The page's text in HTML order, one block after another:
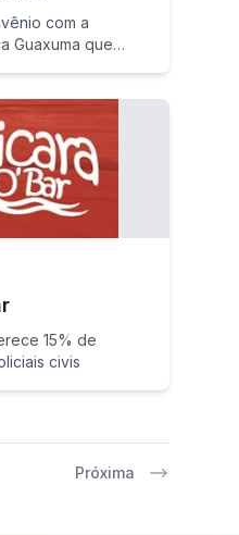
com a
Guaxuma que
15% de
civis
Próxima